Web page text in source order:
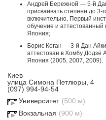
Андрей Бережной — 5-й
присваивать степени до
включительно. Первый
обучение и аттестованный
Япония;
Борис Коган — 3-й Дан
аттестован в Хомбу Додзё
Япония (2005, 2007, 2009).
Киев
улица Симона Петлюры, 4
(097) 994-94-54
Университет (500 м)
Вокзальная (900 м)